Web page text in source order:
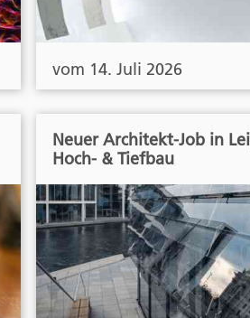
vom 14. Juli 2026
Neuer Architekt-Job in
Hoch- & Tiefbau